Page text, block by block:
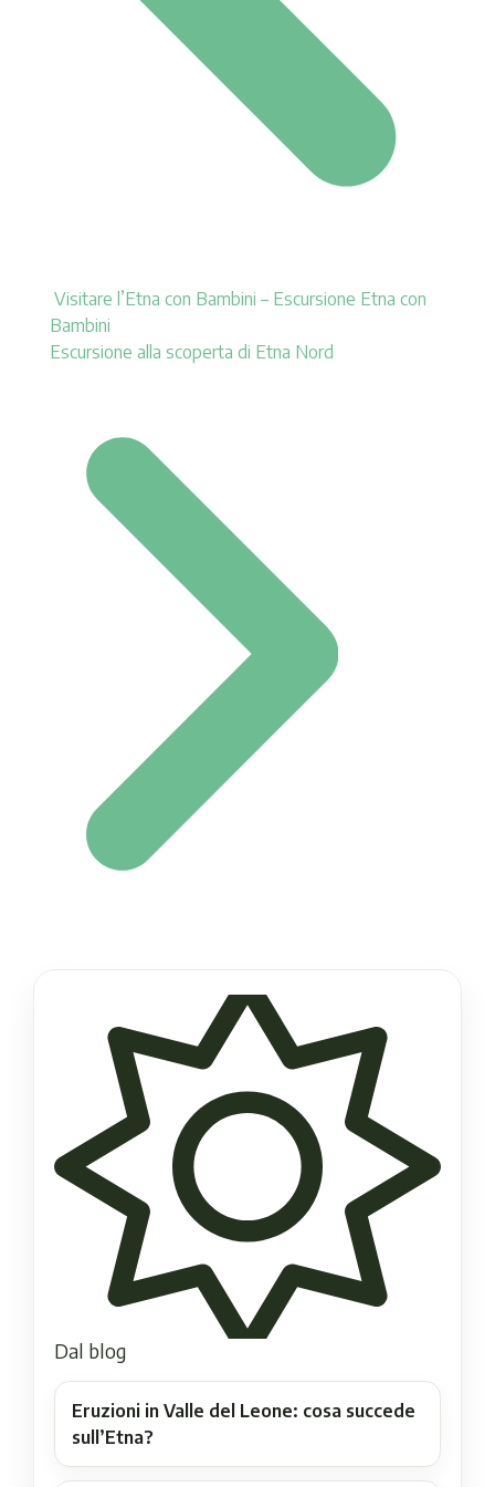
Visitare l’Etna con Bambini – Escursione Etna con
Bambini
Escursione alla scoperta di Etna Nord
Dal blog
Eruzioni in Valle del Leone: cosa succede
sull’Etna?